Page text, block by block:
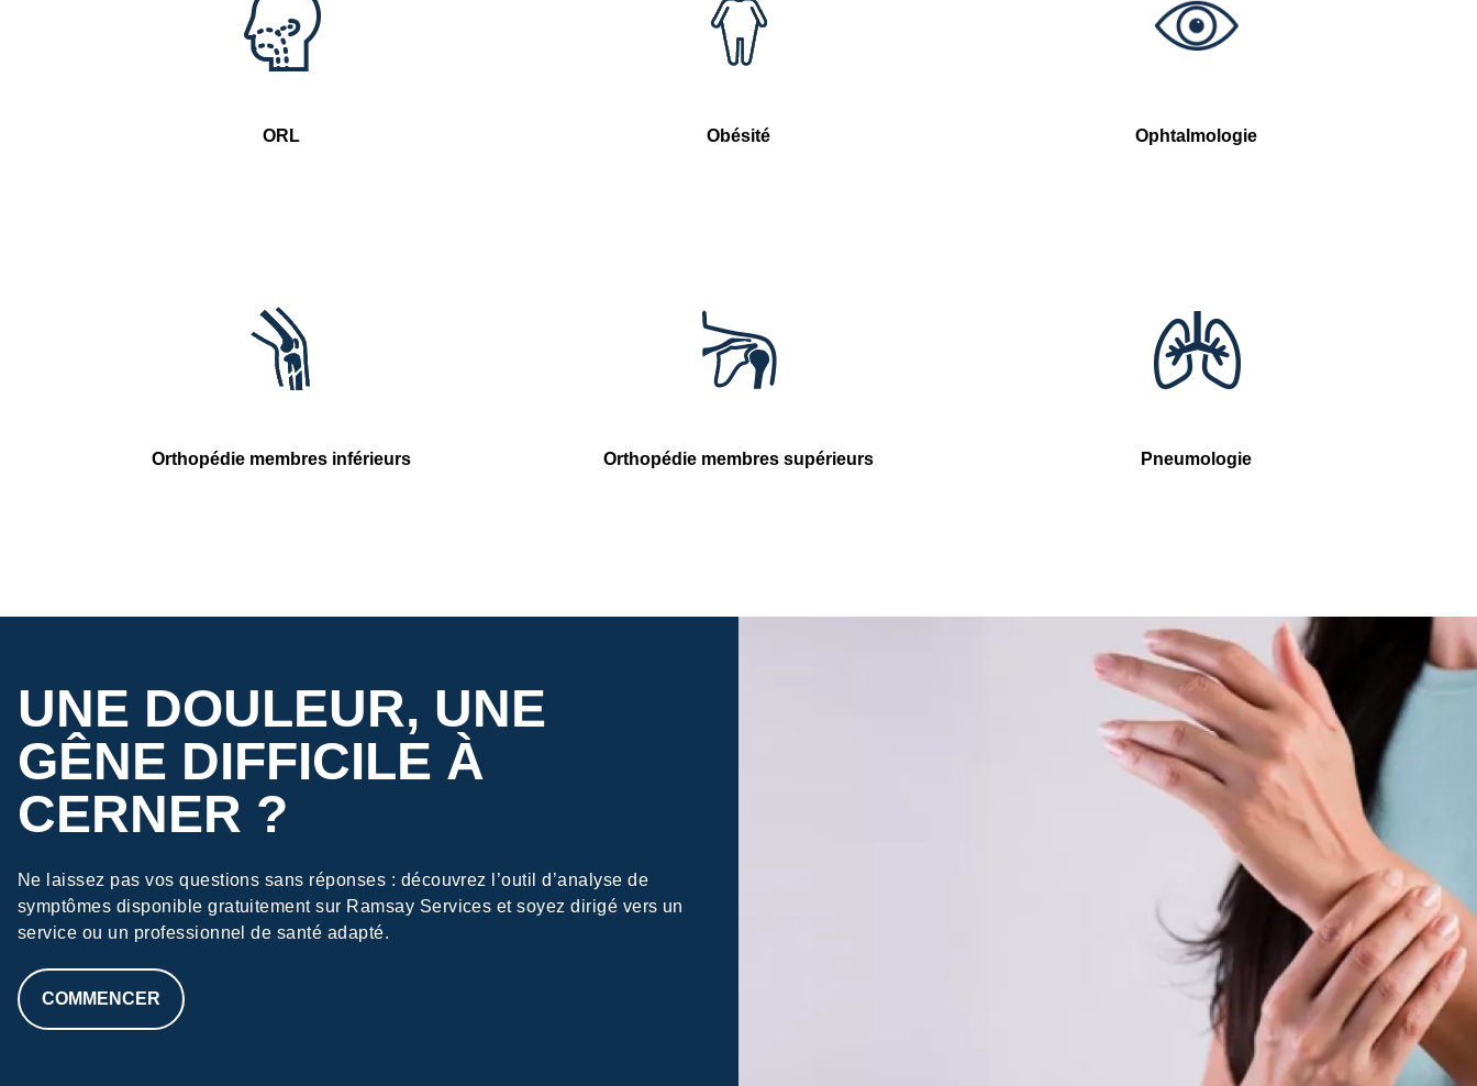
ORL Obésité Ophtalmologie
Orthopédie membres inférieurs Orthopédie membres supérieurs Pneumologie
UNE DOULEUR, UNE
GÊNE DIFFICILE À
CERNER ?
Ne laissez pas vos questions sans réponses : découvrez l’outil d’analyse de
symptômes disponible gratuitement sur Ramsay Services et soyez dirigé vers un
service ou un professionnel de santé adapté.
COMMENCER